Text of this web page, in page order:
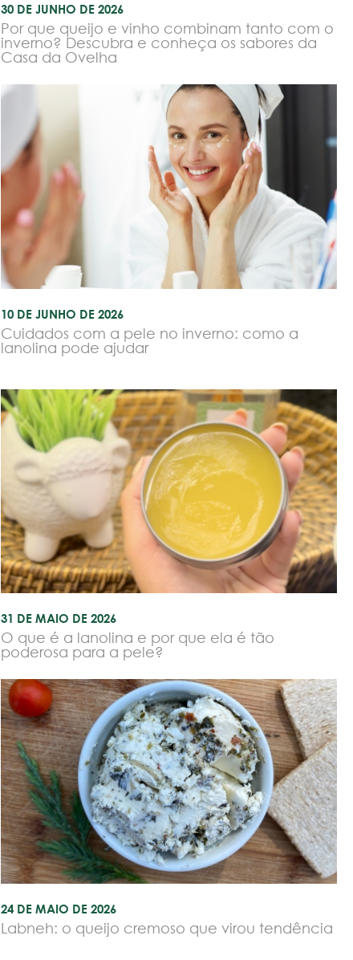
30 DE JUNHO DE 2026
Por que queijo e vinho combinam tanto com o
inverno? Descubra e conheça os sabores da
Casa da Ovelha
10 DE JUNHO DE 2026
Cuidados com a pele no inverno: como a
lanolina pode ajudar
31 DE MAIO DE 2026
O que é a lanolina e por que ela é tão
poderosa para a pele?
24 DE MAIO DE 2026
Labneh: o queijo cremoso que virou tendência